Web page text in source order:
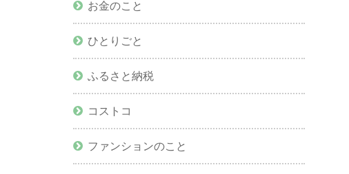
お金のこと
ひとりごと
ふるさと納税
コストコ
ファンションのこと